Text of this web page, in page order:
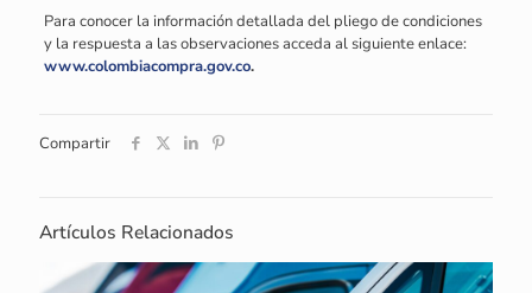
Para conocer la información detallada del pliego de condiciones
y la respuesta a las observaciones acceda al siguiente enlace:
www.colombiacompra.gov.co.
Compartir
Artículos Relacionados